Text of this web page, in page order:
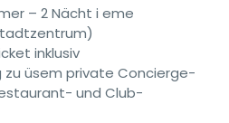
– 2 Nächt i eme
inklusiv
zu üsem private Concierge-
und Club-